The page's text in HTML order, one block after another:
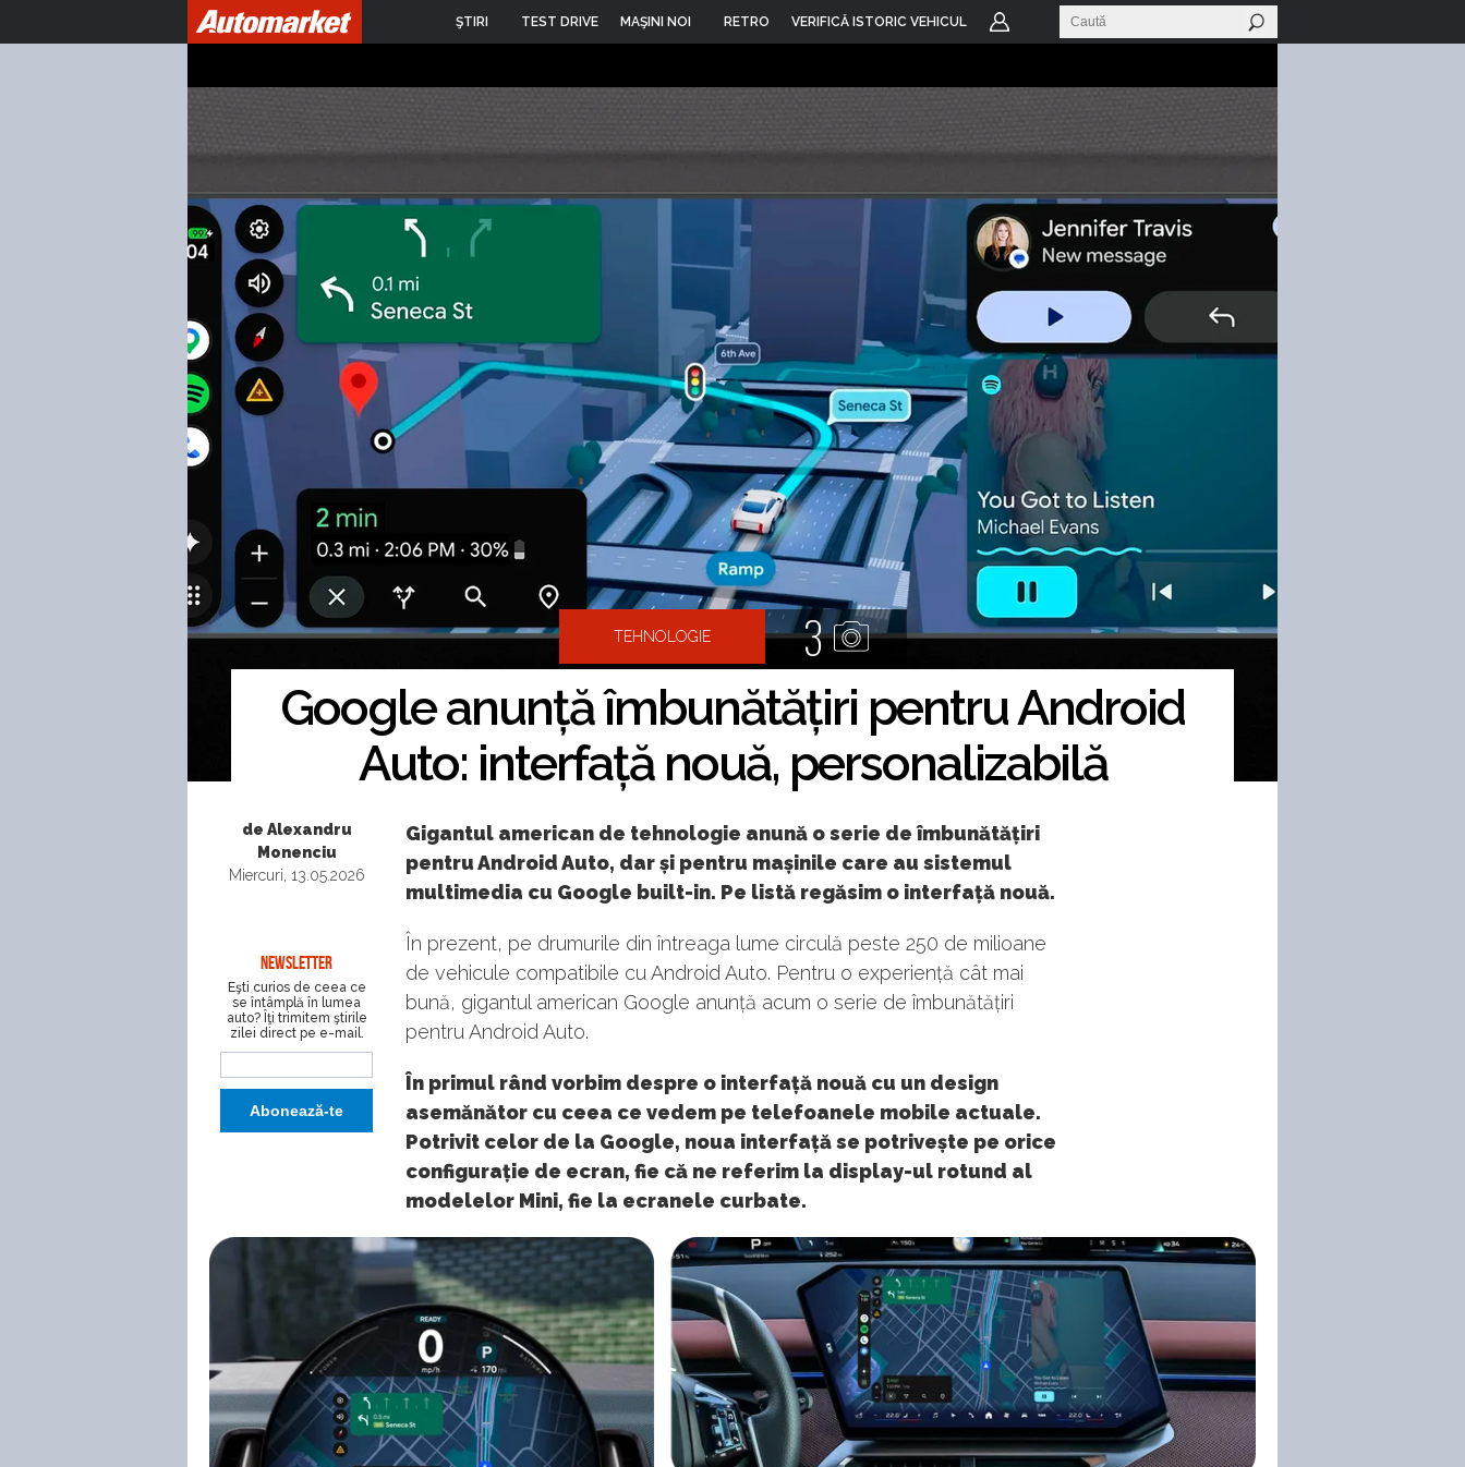
ŞTIRI TEST DRIVE MAŞINI NOI RETRO VERIFICĂ ISTORIC VEHICUL
TEHNOLOGIE 3
Google anunță îmbunătățiri pentru Android
Auto: interfață nouă, personalizabilă
de Alexandru
Monenciu
Miercuri, 13.05.2026
NEWSLETTER
Eşti curios de ceea ce
se întâmplă în lumea
auto? Îţi trimitem ştirile
zilei direct pe e-mail.
Gigantul american de tehnologie anună o serie de îmbunătățiri
pentru Android Auto, dar și pentru mașinile care au sistemul
multimedia cu Google built-in. Pe listă regăsim o interfață nouă.
În prezent, pe drumurile din întreaga lume circulă peste 250 de milioane
de vehicule compatibile cu Android Auto. Pentru o experiență cât mai
bună, gigantul american Google anunță acum o serie de îmbunătățiri
pentru Android Auto.
În primul rând vorbim despre o interfață nouă cu un design
asemănător cu ceea ce vedem pe telefoanele mobile actuale.
Potrivit celor de la Google, noua interfață se potrivește pe orice
configurație de ecran, fie că ne referim la display-ul rotund al
modelelor Mini, fie la ecranele curbate.